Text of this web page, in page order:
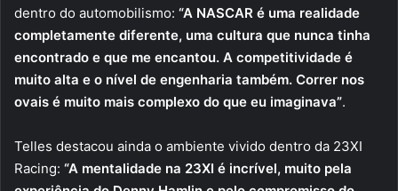
dentro do automobilismo: “A NASCAR é uma realidade
completamente diferente, uma cultura que nunca tinha
encontrado e que me encantou. A competitividade é
muito alta e o nível de engenharia também. Correr nos
ovais é muito mais complexo do que eu imaginava”.
Telles destacou ainda o ambiente vivido dentro da 23XI
Racing: “A mentalidade na 23XI é incrível, muito pela